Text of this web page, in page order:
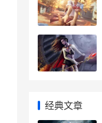
经典文章